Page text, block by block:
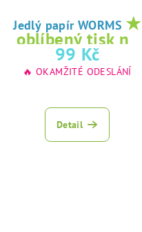
Jedlý papír WORMS ★
oblíbený tisk na
jedlý papír
99 Kč
🔥 OKAMŽITÉ ODESLÁNÍ
Detail